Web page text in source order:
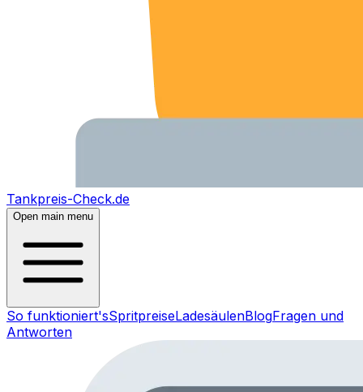
Tankpreis-Check.de
Open main menu
So funktioniert'sSpritpreiseLadesäulenBlogFragen und
Antworten